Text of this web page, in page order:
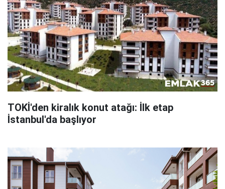
TOKİ'den kiralık konut atağı: İlk etap
İstanbul'da başlıyor